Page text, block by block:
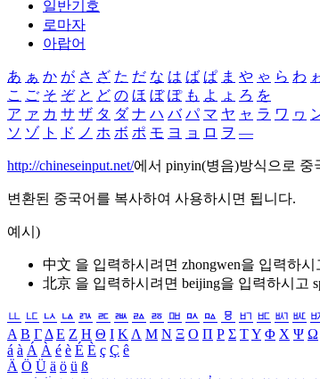
일반기호
로마자
아랍어
あ ぁ か が さ ざ た だ な は ば ぱ ま や ゃ ら わ
こ ご そ ぞ と ど の ほ ぼ ぽ も よ ょ ろ を
ア ァ カ サ ザ タ ダ ナ ハ バ パ マ ヤ ャ ラ ワ ヮ
ソ ゾ ト ド ノ ホ ボ ポ モ ヨ ョ ロ ヲ ―
http://chineseinput.net/에서 pinyin(병음)방식으로
변환된 중국어를 복사하여 사용하시면 됩니다.
예시)
中文 을 입력하시려면 zhongwen을 입력하시
北京 을 입력하시려면 beijing을 입력하시고
ㅥ ㅦ ㅧ ㅨ ㅩ ㅪ ㅫ ㅬ ㅭ ㅮ ㅯ ㅰ ㅱ ㅲ ㅳ ㅴ ㅵ
Α Β ΓΔ Ε Ζ Η Θ Ι ΚΛ Μ Ν Ξ Ο Π Ρ Σ ΤΥ Φ Χ Ψ Ω
á à Á À é è É È ç Ç ê
Ä Ö Ü ä ö ü ß